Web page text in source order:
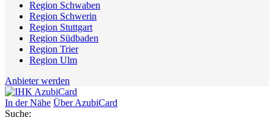
Region Schwaben
Region Schwerin
Region Stuttgart
Region Südbaden
Region Trier
Region Ulm
Anbieter werden
In der Nähe Über AzubiCard
Suche: